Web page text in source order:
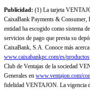
Publicidad: (1) La tarjeta
CaixaBank Payments & Consumer,
entidad ha escogido como sistema
servicios de pago que presta su
CaixaBank, S.A. Conoce más
www.caixabankpc.com/es/productos
Club de Ventajas de la sociedad
Generales en www.ventajon.com/
fidelidad VENTAJON. La vigencia